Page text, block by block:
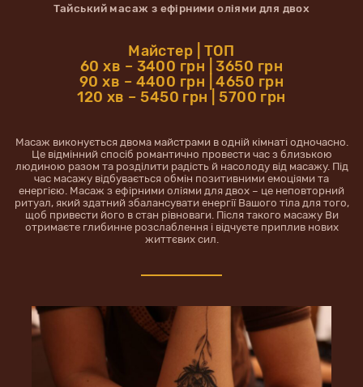
Тайський масаж з ефірними оліями для двох
Майстер | ТОП
60 хв – 3400 грн | 3650 грн
90 хв – 4400 грн | 4650 грн
120 хв – 5450 грн | 5700 грн
Масаж виконується двома майстрами в одній кімнаті одночасно.
Це відмінний спосіб романтично провести час з близькою
людиною разом та розділити радість й насолоду від масажу. Під
час масажу відбувається обмін позитивними емоціями та
енергією. Масаж з ефірними оліями для двох – це неповторний
ритуал, який здатний збалансувати енергії Вашого тіла для того,
щоб привести його в стан рівноваги. Після такого масажу Ви
отримаєте глибинне розслаблення і відчуєте приплив нових
життєвих сил.